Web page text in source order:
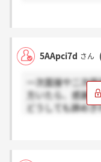
5AApci7d さん
一次面接や二次
方いたら、感謝
どうしても諦め